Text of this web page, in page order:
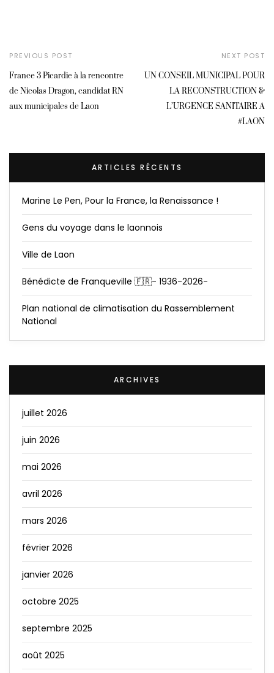
PREVIOUS POST
France 3 Picardie à la rencontre
de Nicolas Dragon, candidat RN
aux municipales de Laon
NEXT POST
UN CONSEIL MUNICIPAL POUR
LA RECONSTRUCTION &
L’URGENCE SANITAIRE A
#LAON
ARTICLES RÉCENTS
Marine Le Pen, Pour la France, la Renaissance !
Gens du voyage dans le laonnois
Ville de Laon
Bénédicte de Franqueville 🇫🇷- 1936-2026-
Plan national de climatisation du Rassemblement
National
ARCHIVES
juillet 2026
juin 2026
mai 2026
avril 2026
mars 2026
février 2026
janvier 2026
octobre 2025
septembre 2025
août 2025